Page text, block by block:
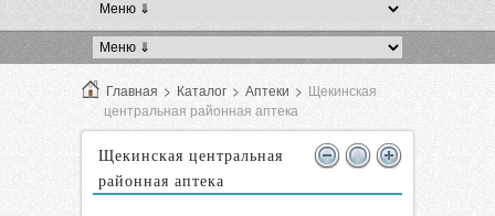
Главная > Каталог > Аптеки > Щекинская
центральная районная аптека
Щекинская центральная
районная аптека